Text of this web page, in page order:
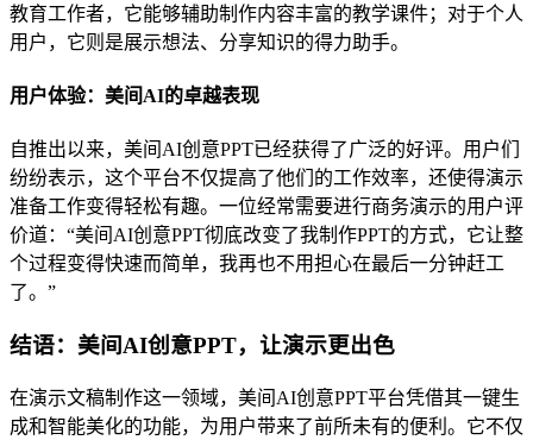
教育工作者，它能够辅助制作内容丰富的教学课件；对于个人
用户，它则是展示想法、分享知识的得力助手。
用户体验：美间AI的卓越表现
自推出以来，美间AI创意PPT已经获得了广泛的好评。用户们
纷纷表示，这个平台不仅提高了他们的工作效率，还使得演示
准备工作变得轻松有趣。一位经常需要进行商务演示的用户评
价道：“美间AI创意PPT彻底改变了我制作PPT的方式，它让整
个过程变得快速而简单，我再也不用担心在最后一分钟赶工
了。”
结语：美间AI创意PPT，让演示更出色
在演示文稿制作这一领域，美间AI创意PPT平台凭借其一键生
成和智能美化的功能，为用户带来了前所未有的便利。它不仅